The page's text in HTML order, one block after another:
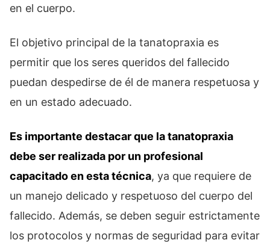
en el cuerpo.
El objetivo principal de la tanatopraxia es
permitir que los seres queridos del fallecido
puedan despedirse de él de manera respetuosa y
en un estado adecuado.
Es importante destacar que la tanatopraxia
debe ser realizada por un profesional
capacitado en esta técnica, ya que requiere de
un manejo delicado y respetuoso del cuerpo del
fallecido. Además, se deben seguir estrictamente
los protocolos y normas de seguridad para evitar